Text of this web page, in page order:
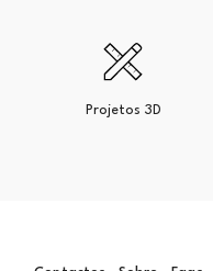
Projetos 3D